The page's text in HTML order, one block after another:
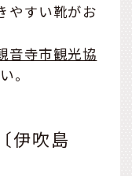
やすい靴がお
音寺市観光協
。
伊吹島